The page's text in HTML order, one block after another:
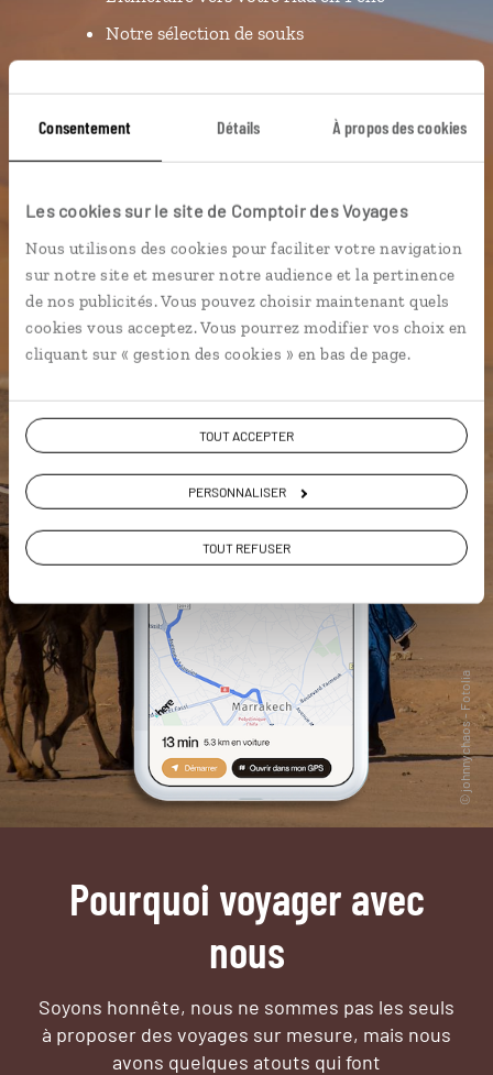
Consentement Détails À propos des cookies
Les cookies sur le site de Comptoir des Voyages
Nous utilisons des cookies pour faciliter votre navigation
sur notre site et mesurer notre audience et la pertinence
de nos publicités. Vous pouvez choisir maintenant quels
cookies vous acceptez. Vous pourrez modifier vos choix en
cliquant sur « gestion des cookies » en bas de page.
TOUT ACCEPTER
PERSONNALISER
TOUT REFUSER
Notre sélection de souks
géolocalisées
L'album souvenirs à composer
vous-même
DÉCOUVRIR LUCIOLE
Pourquoi voyager avec
nous
Soyons honnête, nous ne sommes pas les seuls
à proposer des voyages sur mesure, mais nous
avons quelques atouts qui font